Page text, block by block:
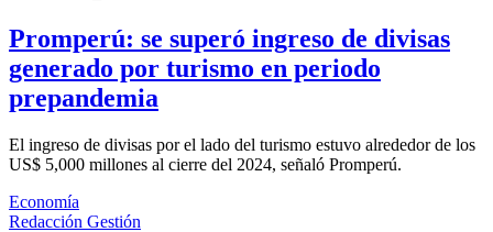
Promperú: se superó ingreso de divisas
generado por turismo en periodo
prepandemia
El ingreso de divisas por el lado del turismo estuvo alrededor de los
US$ 5,000 millones al cierre del 2024, señaló Promperú.
Economía
Redacción Gestión